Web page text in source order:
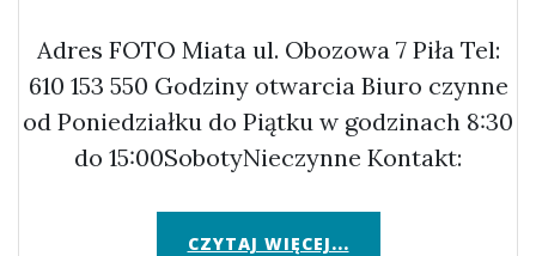
Adres FOTO Miata ul. Obozowa 7 Piła Tel:
610 153 550 Godziny otwarcia Biuro czynne
od Poniedziałku do Piątku w godzinach 8:30
do 15:00SobotyNieczynne Kontakt:
CZYTAJ WIĘCEJ...